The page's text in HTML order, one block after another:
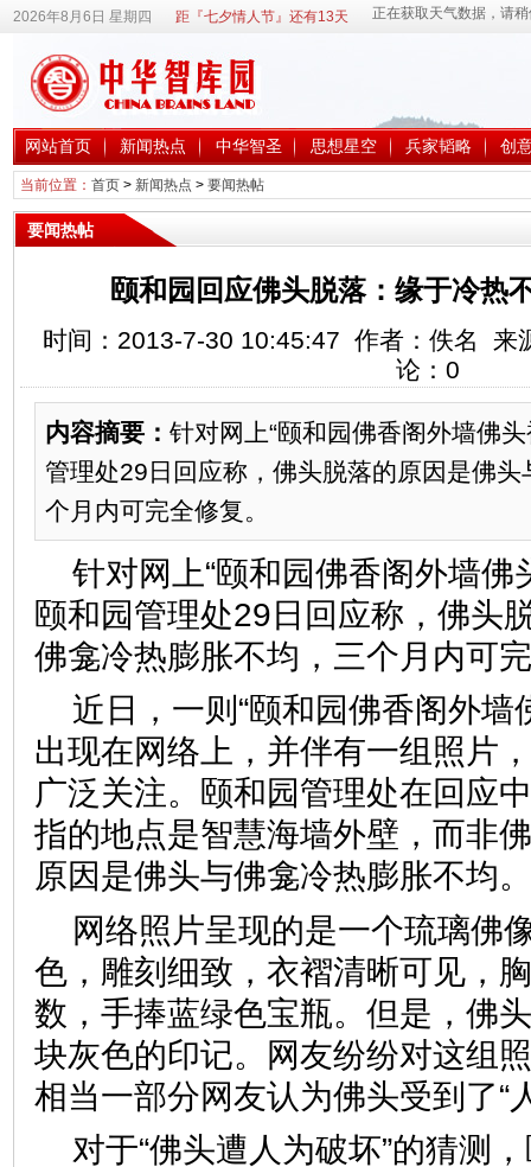
2026年8月6日 星期四 距『七夕情人节』还有13天
网站首页 新闻热点 中华智圣 思想星空 兵家韬略 创
当前位置： 首页> 新闻热点 > 要闻热帖
要闻热帖
颐和园回应佛头脱落：缘于冷热
时间：2013-7-30 10:45:47 作者：佚名 来
论： 0
内容摘要： 针对网上“颐和园佛香阁外墙佛头
管理处29日回应称，佛头脱落的原因是佛
个月内可完全修复。
针对网上“颐和园佛香阁外墙佛
颐和园管理处29日回应称，佛头
佛龛冷热膨胀不均，三个月内可
近日，一则“颐和园佛香阁外墙
出现在网络上，并伴有一组照片
广泛关注。颐和园管理处在回应
指的地点是智慧海墙外壁，而非
原因是佛头与佛龛冷热膨胀
网络照片呈现的是一个琉璃佛
色，雕刻细致，衣褶清晰可见，
数，手捧蓝绿色宝瓶。但是，佛
块灰色的印记。网友纷纷对这组
相当一部分网友认为佛头受到
对于“佛头遭人为破坏”的猜测